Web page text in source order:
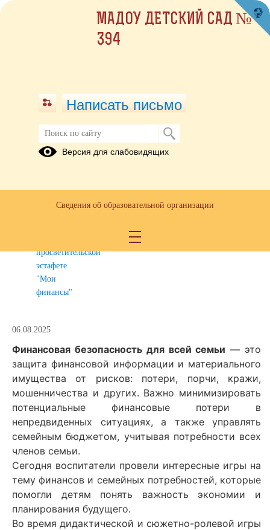
"Финансовая безопасность для всей
семьи"
проведения
просветительской
эстафете
"Мои
финансы"
06.08.2025
Финансовая безопасность для всей семьи — это
защита финансовой информации и материального
имущества от рисков: потери, порчи, кражи,
мошенничества и других. Важно минимизировать
потенциальные финансовые потери в
непредвиденных ситуациях, а также управлять
семейным бюджетом, учитывая потребности всех
членов семьи.
Сегодня воспитатели провели интересные игры на
тему финансов и семейных потребностей, которые
помогли детям понять важность экономии и
планирования будущего.
Во время дидактической и сюжетно-ролевой игры
МАДОУ ДЕТСКИЙ САД №
394
Написать письмо
Версия для слабовидящих
Сведения об образовательной организации